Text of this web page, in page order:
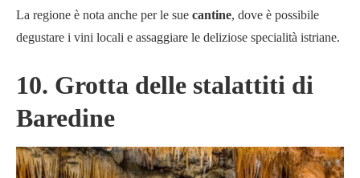
La regione è nota anche per le sue cantine, dove è possibile
degustare i vini locali e assaggiare le deliziose specialità istriane.
10. Grotta delle stalattiti di
Baredine